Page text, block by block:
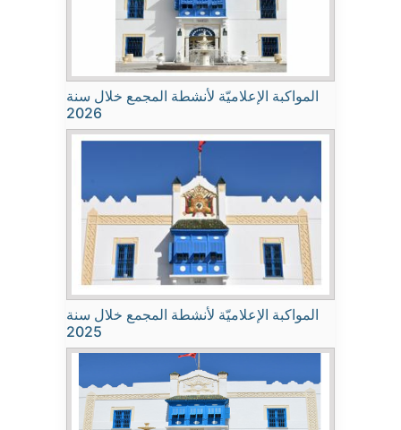
المواكبة الإعلاميّة لأنشطة المجمع خلال سنة
2026
المواكبة الإعلاميّة لأنشطة المجمع خلال سنة
2025